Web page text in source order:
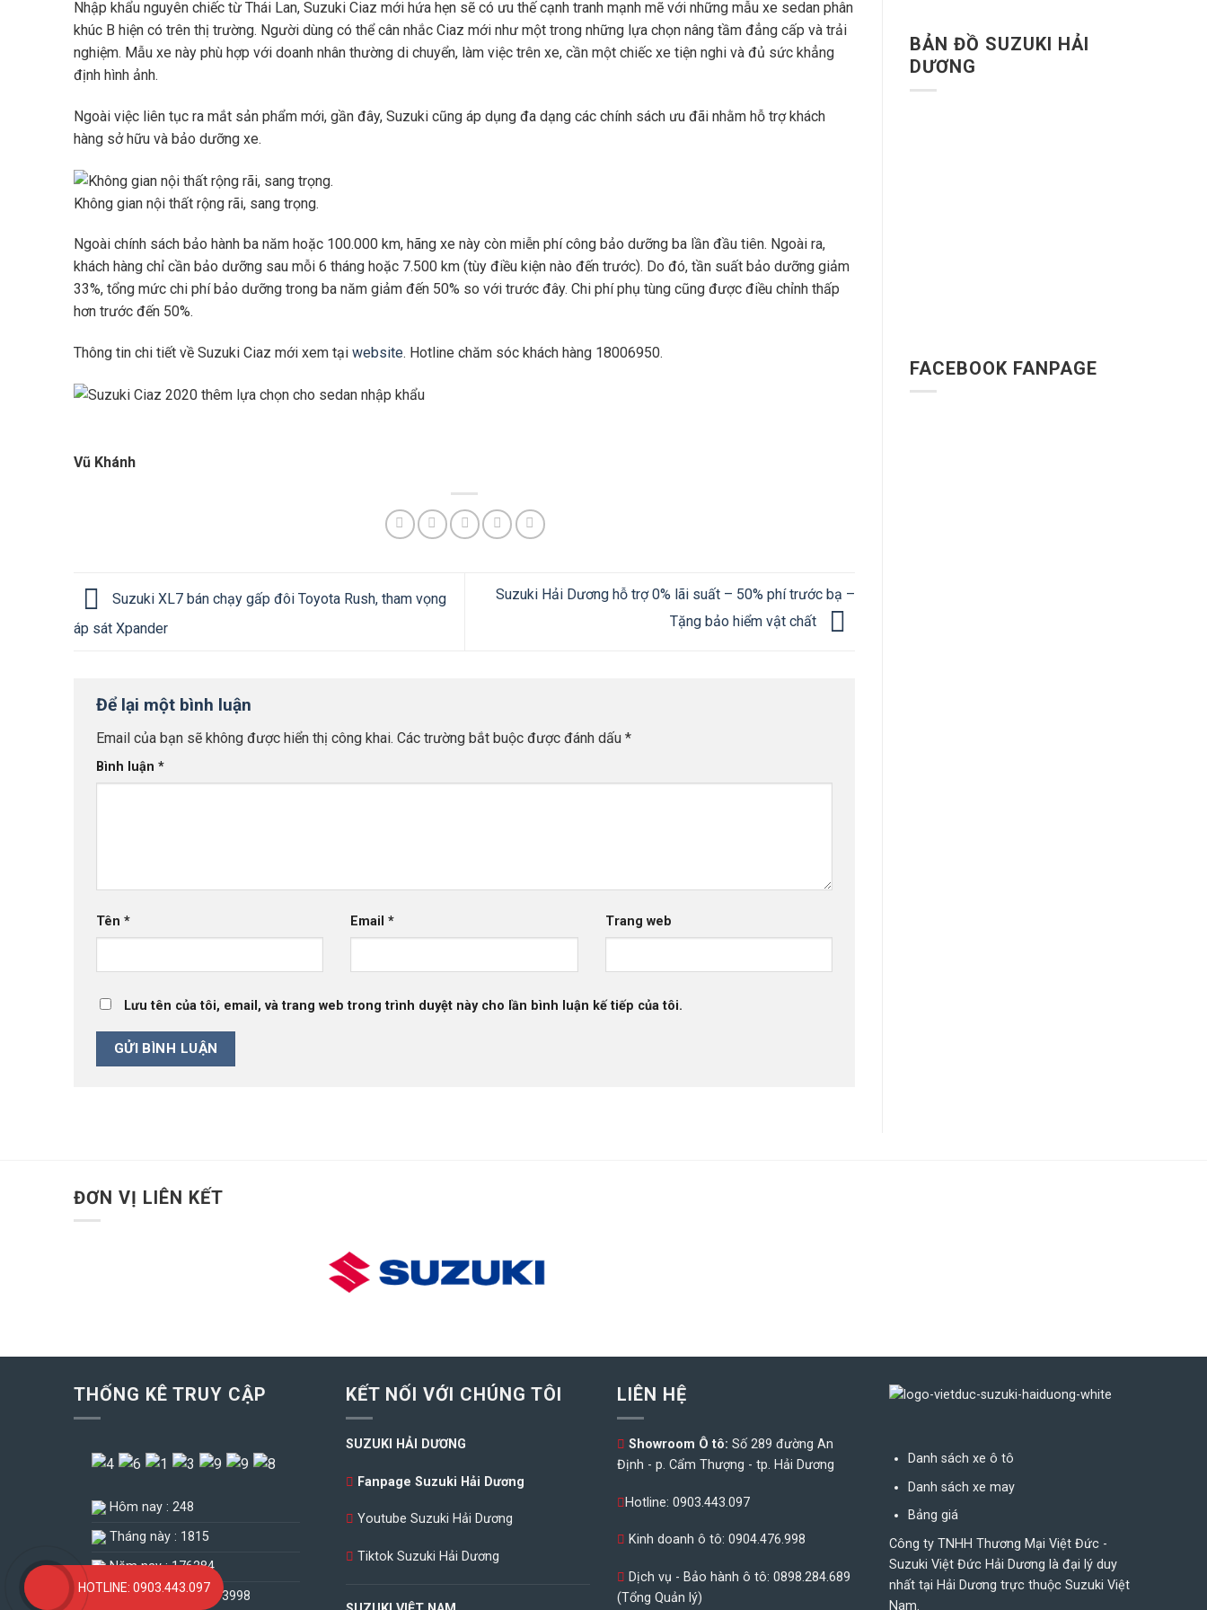
Nhập khẩu nguyên chiếc từ Thái Lan, Suzuki Ciaz mới hứa hẹn sẽ có ưu thế cạnh tranh mạnh mẽ với những mẫu xe sedan phân
khúc B hiện có trên thị trường. Người dùng có thể cân nhắc Ciaz mới như một trong những lựa chọn nâng tầm đẳng cấp và trải
nghiệm. Mẫu xe này phù hợp với doanh nhân thường di chuyển, làm việc trên xe, cần một chiếc xe tiện nghi và đủ sức khẳng
định hình ảnh.
Ngoài việc liên tục ra mắt sản phẩm mới, gần đây, Suzuki cũng áp dụng đa dạng các chính sách ưu đãi nhằm hỗ trợ khách
hàng sở hữu và bảo dưỡng xe.
Không gian nội thất rộng rãi, sang trọng.
Ngoài chính sách bảo hành ba năm hoặc 100.000 km, hãng xe này còn miễn phí công bảo dưỡng ba lần đầu tiên. Ngoài ra,
khách hàng chỉ cần bảo dưỡng sau mỗi 6 tháng hoặc 7.500 km (tùy điều kiện nào đến trước). Do đó, tần suất bảo dưỡng giảm
33%, tổng mức chi phí bảo dưỡng trong ba năm giảm đến 50% so với trước đây. Chi phí phụ tùng cũng được điều chỉnh thấp
hơn trước đến 50%.
Thông tin chi tiết về Suzuki Ciaz mới xem tại website. Hotline chăm sóc khách hàng 18006950.
Vũ Khánh
Suzuki XL7 bán chạy gấp đôi Toyota Rush, tham vọng
áp sát Xpander
Suzuki Hải Dương hỗ trợ 0% lãi suất – 50% phí trước bạ –
Tặng bảo hiểm vật chất
Để lại một bình luận
Email của bạn sẽ không được hiển thị công khai. Các trường bắt buộc được đánh dấu *
Bình luận *
Tên * Email* Trang web
Lưu tên của tôi, email, và trang web trong trình duyệt này cho lần bình luận kế tiếp của tôi.
BẢN ĐỒ SUZUKI HẢI
DƯƠNG
FACEBOOK FANPAGE
ĐƠN VỊ LIÊN KẾT
THỐNG KÊ TRUY CẬP
Hôm nay : 248
Tháng này : 1815
Năm nay : 176284
Tổng truy cập : 4613998
KẾT NỐI VỚI CHÚNG TÔI
SUZUKI HẢI DƯƠNG
Fanpage Suzuki Hải Dương
Youtube Suzuki Hải Dương
Tiktok Suzuki Hải Dương
LIÊN HỆ
Showroom Ô tô: Số 289 đường An
Định - p. Cẩm Thượng - tp. Hải Dương
Hotline: 0903.443.097
Kinh doanh ô tô: 0904.476.998
Dịch vụ - Bảo hành ô tô: 0898.284.689
(Tổng Quản lý)
Danh sách xe ô tô
Danh sách xe may
Bảng giá
Công ty TNHH Thương Mại Việt Đức -
Suzuki Việt Đức Hải Dương là đại lý duy
nhất tại Hải Dương trực thuộc Suzuki Việt
Nam.
HOTLINE: 0903.443.097